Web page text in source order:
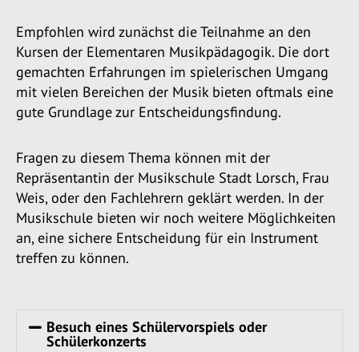
Empfohlen wird zunächst die Teilnahme an den
Kursen der Elementaren Musikpädagogik. Die dort
gemachten Erfahrungen im spielerischen Umgang
mit vielen Bereichen der Musik bieten oftmals eine
gute Grundlage zur Entscheidungsfindung.
Fragen zu diesem Thema können mit der
Repräsentantin der Musikschule Stadt Lorsch, Frau
Weis, oder den Fachlehrern geklärt werden. In der
Musikschule bieten wir noch weitere Möglichkeiten
an, eine sichere Entscheidung für ein Instrument
treffen zu können.
Besuch eines Schülervorspiels oder
Schülerkonzerts